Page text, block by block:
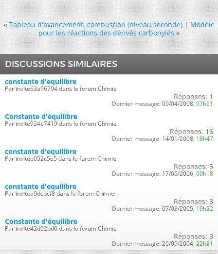
« Tableau d'avancement, combustion (niveau seconde)|Modèle
pour les réactions des dérivés carbonylés »
DISCUSSIONS SIMILAIRES
constante d'equilibre
Par invite63a96704 dans le forum Chimie
Réponses: 1
Dernier message: 09/04/2008, 07h51
Constante d'équilibre
Par invite924e7419 dans le forum Chimie
Réponses: 16
Dernier message: 14/01/2008, 18h47
constante d'equilibre
Par invitee052c5e5 dans le forum Chimie
Réponses: 5
Dernier message: 17/05/2006, 09h18
constante d'equilibre
Par invitea9dcbcf8 dans le forum Chimie
Réponses: 3
Dernier message: 07/03/2005, 19h22
Constante d'équilibre
Par invite42d02bd0 dans le forum Chimie
Réponses: 3
Dernier message: 20/09/2004, 22h21